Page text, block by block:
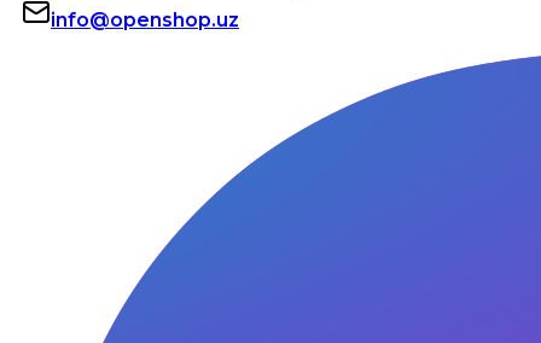
info@openshop.uz